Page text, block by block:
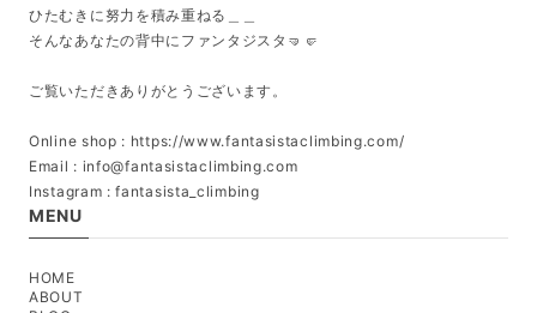
ひたむきに努力を積み重ねる＿＿
そんなあなたの背中にファンタジスタ🤜🤛
ご覧いただきありがとうございます。
Online shop : https://www.fantasistaclimbing.com/
Email : info@fantasistaclimbing.com
Instagram : fantasista_climbing
MENU
HOME
ABOUT